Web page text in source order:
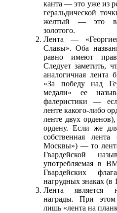
канта — это уже из
геральдической
желтый — это
золотого.
Лента —
Славы». Оба
равно имеют
Следует заметить,
аналогичная лента
«За победу над
медали» ее
фалеристики —
ленте какого-либо
ленте двух
ордену. Если же
собственная
Москвы») — то
Гвардейской
употребляемая в
Гвардейских
нагрудных знаках (в
Лента является
награды. При
лишь «лента на